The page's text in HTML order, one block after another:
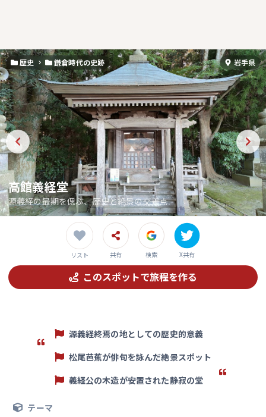
歴史 鎌倉時代の史跡 岩手県
高館義経堂
源義経の最期を偲ぶ、歴史と絶景の交差点
リスト 共有 検索 X共有
このスポットで旅程を作る
源義経終焉の地としての歴史的意義
松尾芭蕉が俳句を詠んだ絶景スポット
義経公の木造が安置された静寂の堂
テーマ